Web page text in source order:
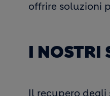
offrire soluzioni
I NOSTRI
Il recupero degli